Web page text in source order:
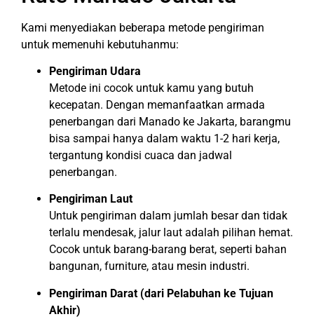
Kami menyediakan beberapa metode pengiriman
untuk memenuhi kebutuhanmu:
Pengiriman Udara
Metode ini cocok untuk kamu yang butuh
kecepatan. Dengan memanfaatkan armada
penerbangan dari Manado ke Jakarta, barangmu
bisa sampai hanya dalam waktu 1-2 hari kerja,
tergantung kondisi cuaca dan jadwal
penerbangan.
Pengiriman Laut
Untuk pengiriman dalam jumlah besar dan tidak
terlalu mendesak, jalur laut adalah pilihan hemat.
Cocok untuk barang-barang berat, seperti bahan
bangunan, furniture, atau mesin industri.
Pengiriman Darat (dari Pelabuhan ke Tujuan
Akhir)